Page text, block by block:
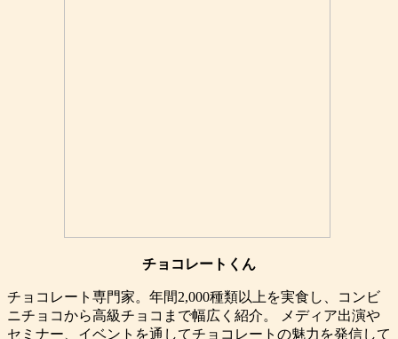
チョコレートくん
チョコレート専門家。年間2,000種類以上を実食し、コンビ
ニチョコから高級チョコまで幅広く紹介。 メディア出演や
セミナー、イベントを通してチョコレートの魅力を発信して